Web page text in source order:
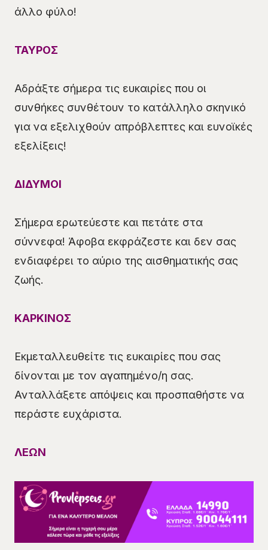
άλλο φύλο!
ΤΑΥΡΟΣ
Αδράξτε σήμερα τις ευκαιρίες που οι
συνθήκες συνθέτουν το κατάλληλο σκηνικό
για να εξελιχθούν απρόβλεπτες και ευνοϊκές
εξελίξεις!
ΔΙΔΥΜΟΙ
Σήμερα ερωτεύεστε και πετάτε στα
σύννεφα! Άφοβα εκφράζεστε και δεν σας
ενδιαφέρει το αύριο της αισθηματικής σας
ζωής.
ΚΑΡΚΙΝΟΣ
Εκμεταλλευθείτε τις ευκαιρίες που σας
δίνονται με τον αγαπημένο/η σας.
Ανταλλάξετε απόψεις και προσπαθήστε να
περάστε ευχάριστα.
ΛΕΩΝ